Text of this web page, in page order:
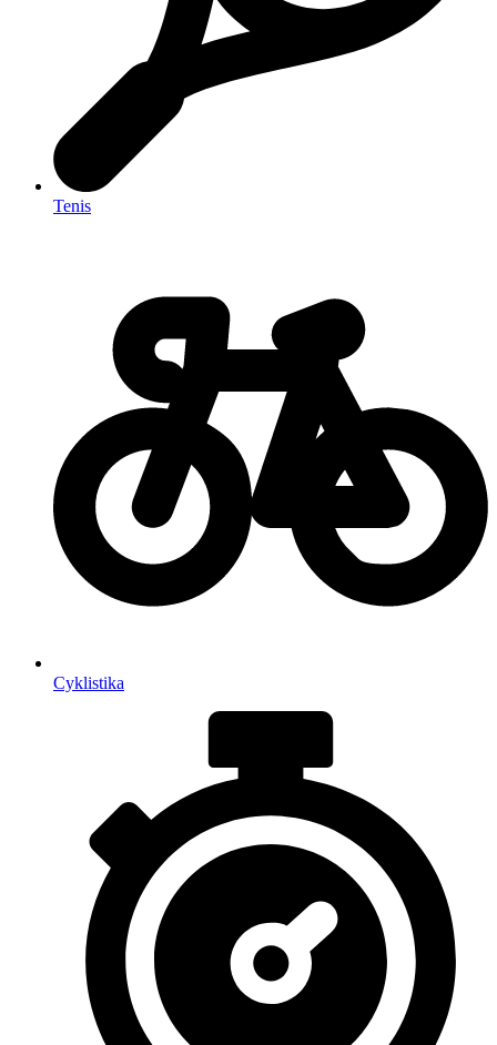
Tenis
Cyklistika